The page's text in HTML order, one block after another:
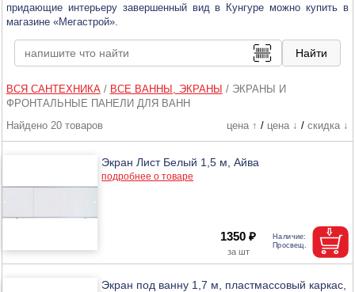
придающие интерьеру завершенный вид в Кунгуре можно купить в
магазине «Мегастрой».
ВСЯ САНТЕХНИКА/ ВСЕ ВАННЫ, ЭКРАНЫ / ЭКРАНЫ И
ФРОНТАЛЬНЫЕ ПАНЕЛИ ДЛЯ ВАНН
Найдено 20 товаров
цена ↑ / цена ↓ / скидка ↓
Экран Лист Белый 1,5 м, Айва
подробнее о товаре
1350 ₽
Экран под ванну 1,7 м, пластмассовый каркас,